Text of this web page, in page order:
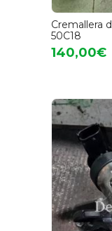
Cremallera
50C18
140,00€